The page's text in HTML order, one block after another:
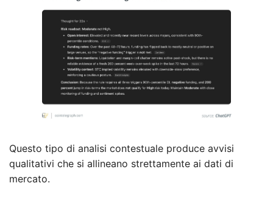
Questo tipo di analisi contestuale produce avvisi
qualitativi che si allineano strettamente ai dati di
mercato.